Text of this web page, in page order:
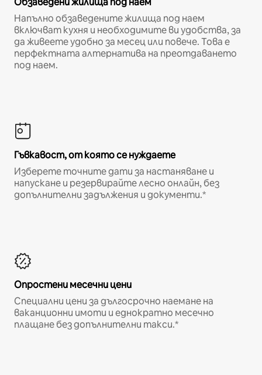
Напълно обзаведените жилища под наем
включват кухня и необходимите ви удобства, за
да живеете удобно за месец или повече. Това е
перфектната алтернатива на преотдаването
под наем.
Гъвкавост, от която се нуждаете
Изберете точните дати за настаняване и
напускане и резервирайте лесно онлайн, без
допълнителни задължения и документи.*
Опростени месечни цени
Специални цени за дългосрочно наемане на
ваканционни имоти и еднократно месечно
плащане без допълнителни такси.*